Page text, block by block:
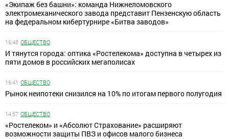
«Экипаж без башни»: команда Нижнеломовского
электромеханического завода представит Пензенскую область
на федеральном кибертурнире «Битва заводов»
16:48 ОБЩЕСТВО
И тянутся города: оптика «Ростелекома» доступна в четырех из
пяти домов в российских мегаполисах
16:41 ОБЩЕСТВО
Рынок неипотеки снизился на 10% по итогам первого полугодия
14:57 ОБЩЕСТВО
«Ростелеком» и «Абсолют Страхование» расширяют
возможности защиты ПВЗ и офисов малого бизнеса